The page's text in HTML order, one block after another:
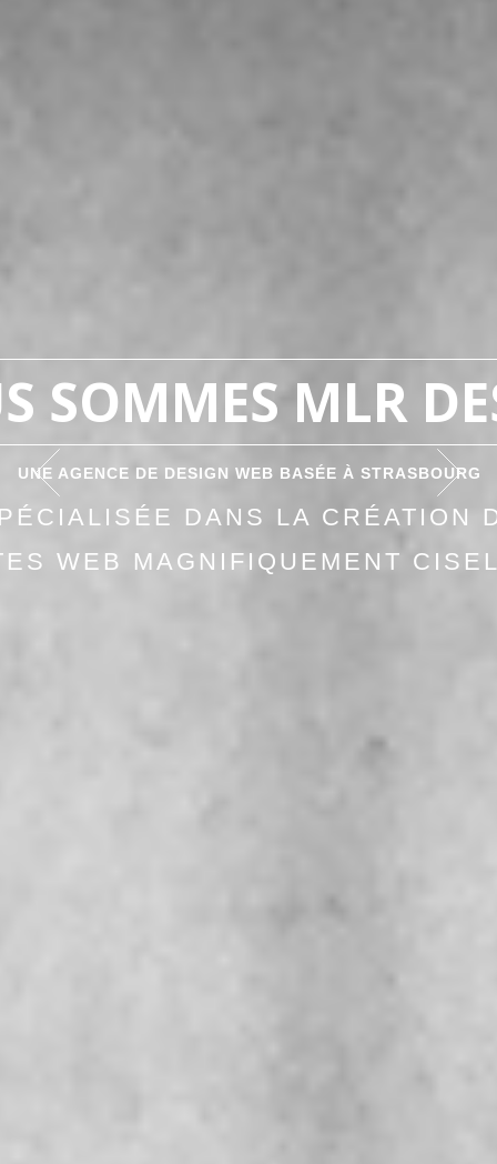
SOMMES MLR
UNE AGENCE DE DESIGN WEB BASÉE À STRASBOURG
DANS LA CRÉATION
WEB MAGNIFIQUEMENT